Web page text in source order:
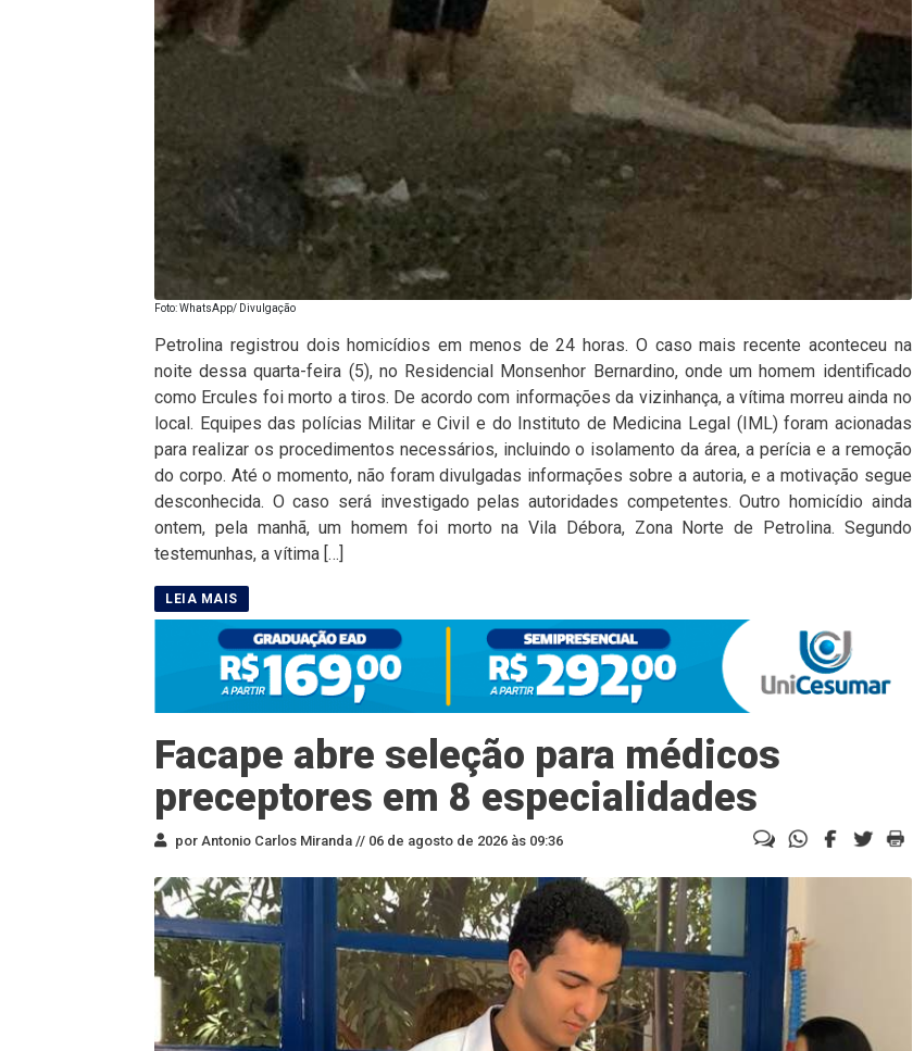
Foto: WhatsApp/ Divulgação
Petrolina registrou dois homicídios em menos de 24 horas. O caso mais recente aconteceu na
noite dessa quarta-feira (5), no Residencial Monsenhor Bernardino, onde um homem identificado
como Ercules foi morto a tiros. De acordo com informações da vizinhança, a vítima morreu ainda no
local. Equipes das polícias Militar e Civil e do Instituto de Medicina Legal (IML) foram acionadas
para realizar os procedimentos necessários, incluindo o isolamento da área, a perícia e a remoção
do corpo. Até o momento, não foram divulgadas informações sobre a autoria, e a motivação segue
desconhecida. O caso será investigado pelas autoridades competentes. Outro homicídio ainda
ontem, pela manhã, um homem foi morto na Vila Débora, Zona Norte de Petrolina. Segundo
testemunhas, a vítima […]
Facape abre seleção para médicos
preceptores em 8 especialidades
por Antonio Carlos Miranda // 06 de agosto de 2026 às 09:36